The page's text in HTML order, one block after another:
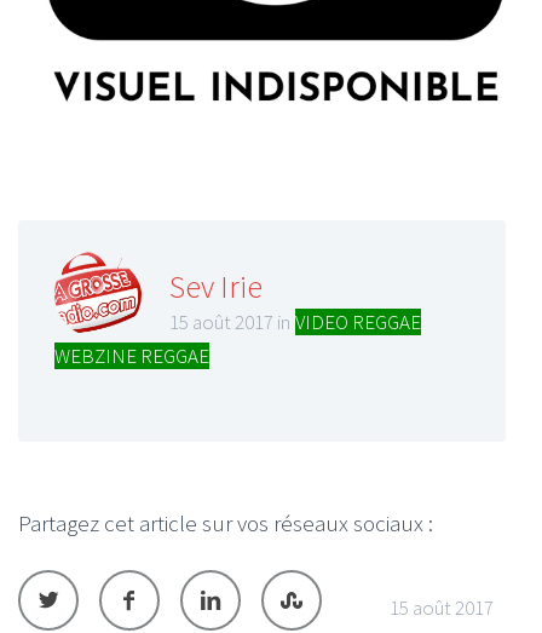
Sev Irie
15 août 2017 in VIDEO REGGAE
WEBZINE REGGAE
Partagez cet article sur vos réseaux sociaux :
15 août 2017